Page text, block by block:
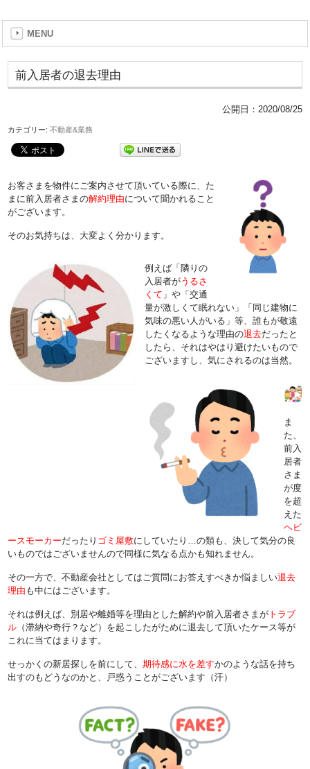
MENU
前入居者の退去理由
公開日： 2020/08/25
カテゴリー:不動産&業務
お客さまを物件にご案内させて頂いている際に、た
まに前入居者さまの解約理由について聞かれること
がございます。
そのお気持ちは、大変よく分かります。
例えば「隣りの
入居者がうるさ
くて 」や「交通
量が激しくて眠れない」「同じ建物に
気味の悪い人がいる」等、誰もが敬遠
したくなるような理由の退去だったと
したら、それはやはり避けたいもので
ございますし、気にされるのは当然。
ま
た、
前入
居者
さま
が度
を超
えた
ヘビ
ースモーカーだったり ゴミ屋敷にしていたり…の類も、決して気分の良
いものではございませんので同様に気なる点かも知れません。
その一方で、不動産会社としてはご質問にお答えすべきか悩ましい退去
理由 も中にはございます。
それは例えば、別居や離婚等を理由とした解約や前入居者さまが トラブ
ル （滞納や奇行？など）を起こしたがために退去して頂いたケース等が
これに当てはまります。
せっかくの新居探しを前にして、期待感に水を差すかのような話を持ち
出すのもどうなのかと、戸惑うことがございます（汗）